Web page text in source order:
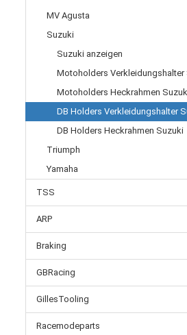
MV Agusta
Suzuki
Suzuki anzeigen
Motoholders Verkleidungshalter
Motoholders Heckrahmen
DB Holders Verkleidungshalter
DB Holders Heckrahmen Suzuki
Triumph
Yamaha
TSS
ARP
Braking
GBRacing
GillesTooling
Racemodeparts